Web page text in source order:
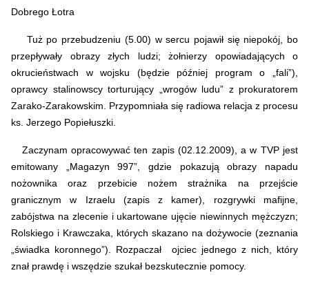
Dobrego Łotra
Tuż po przebudzeniu (5.00) w sercu pojawił się niepokój, bo
przepływały obrazy złych ludzi; żołnierzy opowiadających o
okrucieństwach w wojsku (będzie później program o „fali”),
oprawcy stalinowscy torturujący „wrogów ludu” z prokuratorem
Zarako-Zarakowskim. Przypomniała się radiowa relacja z procesu
ks. Jerzego Popiełuszki.
Zaczynam opracowywać ten zapis (02.12.2009), a w TVP jest
emitowany „Magazyn 997”, gdzie pokazują obrazy napadu
nożownika oraz przebicie nożem strażnika na przejście
granicznym w Izraelu (zapis z kamer), rozgrywki mafijne,
zabójstwa na zlecenie i ukartowane ujęcie niewinnych mężczyzn;
Rolskiego i Krawczaka, których skazano na dożywocie (zeznania
„świadka koronnego”). Rozpaczał ojciec jednego z nich, który
znał prawdę i wszędzie szukał bezskutecznie pomocy.